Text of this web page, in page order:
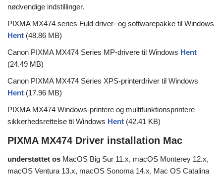
nødvendige indstillinger.
PIXMA MX474 series Fuld driver- og softwarepakke til Windows
Hent (48.86 MB)
Canon PIXMA MX474 Series MP-drivere til Windows Hent
(24.49 MB)
Canon PIXMA MX474 Series XPS-printerdriver til Windows
Hent (17.96 MB)
PIXMA MX474 Windows-printere og multifunktionsprintere
sikkerhedsrettelse til Windows Hent (42.41 KB)
PIXMA MX474 Driver installation Mac
understøttet os MacOS Big Sur 11.x, macOS Monterey 12.x,
macOS Ventura 13.x, macOS Sonoma 14.x, Mac OS Catalina